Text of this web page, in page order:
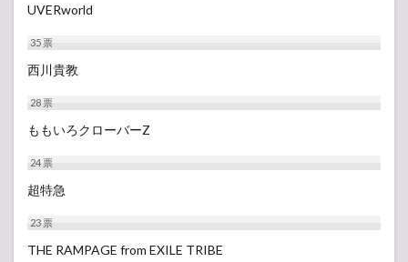
UVERworld
35票
西川貴教
28票
ももいろクローバーZ
24票
超特急
23票
THE RAMPAGE from EXILE TRIBE